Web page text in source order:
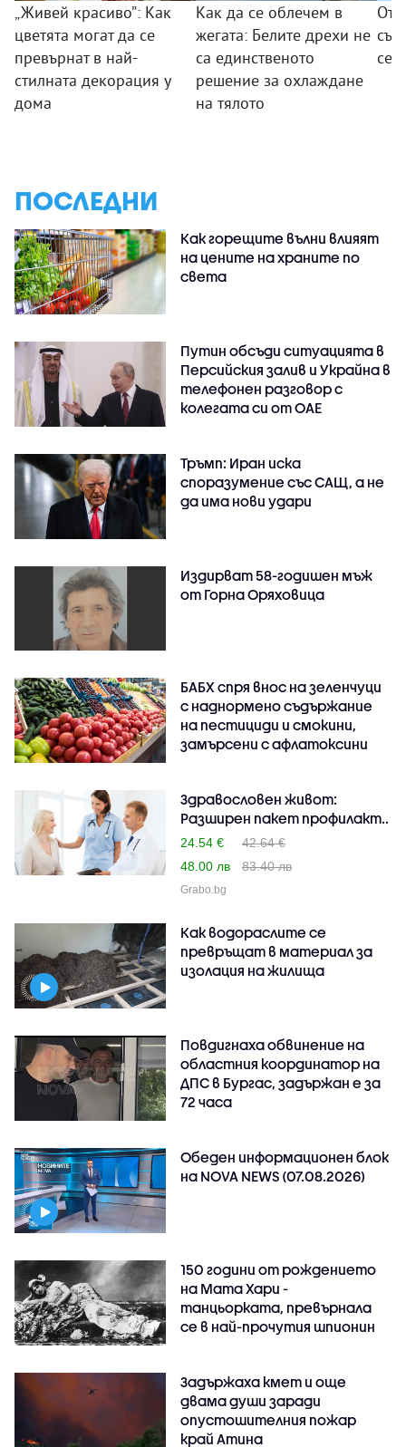
„Живей красиво”: Как
цветята могат да се
превърнат в най-
стилната декорация у
дома
Как да се облечем в
жегата: Белите дрехи не
са единственото
решение за охлаждане
на тялото
От
се
ПОСЛЕДНИ
Как горещите вълни влияят
на цените на храните по
света
Путин обсъди ситуацията в
Персийския залив и Украйна в
телефонен разговор с
колегата си от ОАЕ
Тръмп: Иран иска
споразумение със САЩ, а не
да има нови удари
Издирват 58-годишен мъж
от Горна Оряховица
БАБХ спря внос на зеленчуци
с наднормено съдържание
на пестициди и смокини,
замърсени с афлатоксини
Здравословен живот:
Разширен пакет профилакт..
24.54 €
42.64 €
48.00 лв
83.40 лв
Grabo.bg
Как водораслите се
превръщат в материал за
изолация на жилища
Повдигнаха обвинение на
областния координатор на
ДПС в Бургас, задържан е за
72 часа
Обеден информационен блок
на NOVA NEWS (07.08.2026)
150 години от рождението
на Мата Хари -
танцьорката, превърнала
се в най-прочутия шпионин
Задържаха кмет и още
двама души заради
опустошителния пожар
край Атина